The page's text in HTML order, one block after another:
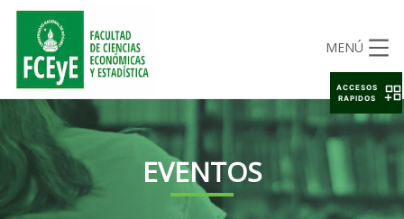
MENÚ
EVENTOS
ACCESOS
RAPIDOS